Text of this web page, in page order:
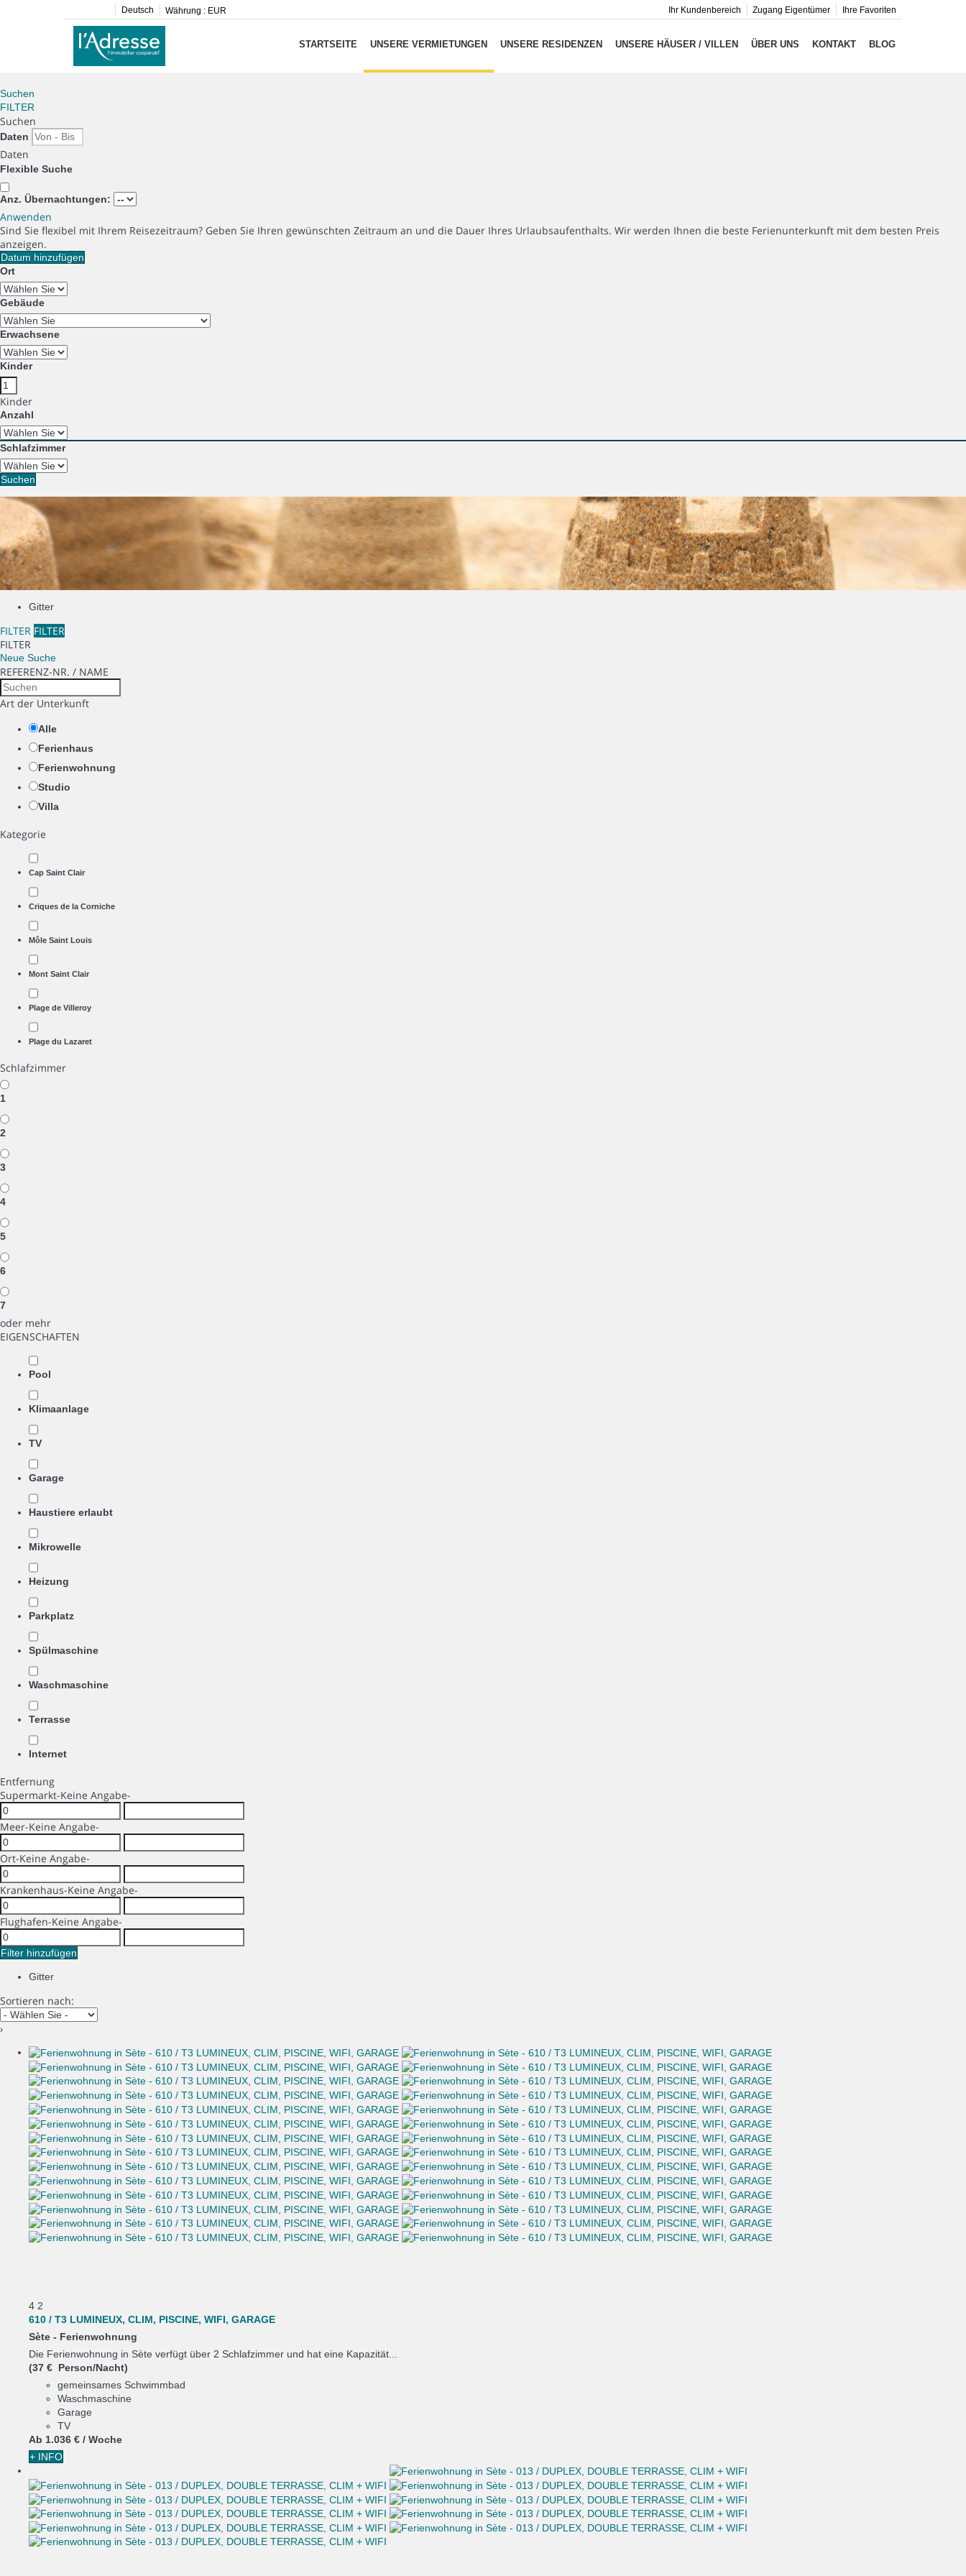
Deutsch Währung : EUR Ihre Favoriten
Zugang Eigentümer
Ihr Kundenbereich
STARTSEITE UNSERE VERMIETUNGEN UNSERE RESIDENZEN UNSERE HÄUSER / VILLEN ÜBER UNS KONTAKT BLOG
Suchen
FILTER
Suchen
Daten
Daten
Flexible Suche
Anz. Übernachtungen:
Anwenden
Sind Sie flexibel mit Ihrem Reisezeitraum? Geben Sie Ihren gewünschten Zeitraum an und die Dauer Ihres Urlaubsaufenthalts. Wir werden Ihnen die beste Ferienunterkunft mit dem besten Preis
anzeigen.
Datum hinzufügen
Ort
Gebäude
Erwachsene
Kinder
Kinder
Anzahl
Schlafzimmer
Suchen
Gitter
FILTER FILTER
FILTER
Neue Suche
REFERENZ-NR. / NAME
Art der Unterkunft
Alle
Ferienhaus
Ferienwohnung
Studio
Villa
Kategorie
Cap Saint Clair
Criques de la Corniche
Môle Saint Louis
Mont Saint Clair
Plage de Villeroy
Plage du Lazaret
Schlafzimmer
1
2
3
4
5
6
7
oder mehr
EIGENSCHAFTEN
Pool
Klimaanlage
TV
Garage
Haustiere erlaubt
Mikrowelle
Heizung
Parkplatz
Spülmaschine
Waschmaschine
Terrasse
Internet
Entfernung
Supermarkt-Keine Angabe-
Meer-Keine Angabe-
Ort-Keine Angabe-
Krankenhaus-Keine Angabe-
Flughafen-Keine Angabe-
Filter hinzufügen
Gitter
Sortieren nach:
›
4 2
610 / T3 LUMINEUX, CLIM, PISCINE, WIFI, GARAGE
Sète - Ferienwohnung
Die Ferienwohnung in Sète verfügt über 2 Schlafzimmer und hat eine Kapazität...
(37 € Person/Nacht)
gemeinsames Schwimmbad
Waschmaschine
Garage
TV
Ab 1.036 € / Woche
+ INFO